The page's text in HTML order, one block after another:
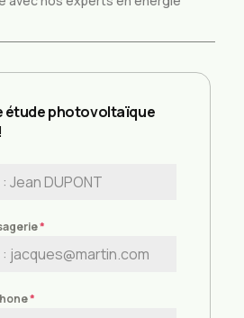
étude photovoltaïque
*
*